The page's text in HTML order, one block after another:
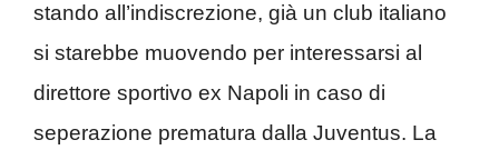
stando all’indiscrezione, già un club italiano
si starebbe muovendo per interessarsi al
direttore sportivo ex Napoli in caso di
seperazione prematura dalla Juventus. La